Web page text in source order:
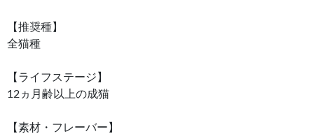
【推奨種】
全猫種
【ライフステージ】
12ヵ月齢以上の成猫
【素材・フレーバー】